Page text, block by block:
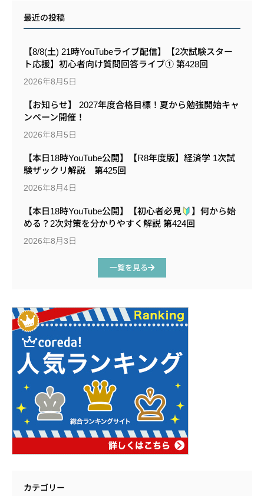
最近の投稿
【8/8(土) 21時YouTubeライブ配信】【2次試験スター
ト応援】初心者向け質問回答ライブ① 第428回
2026年8月5日
【お知らせ】 2027年度合格目標！夏から勉強開始キャ
ンペーン開催！
2026年8月5日
【本日18時YouTube公開】【R8年度版】経済学 1次試
験ザックリ解説 第425回
2026年8月4日
【本日18時YouTube公開】【初心者必見
】何から始
める？2次対策を分かりやすく解説 第424回
2026年8月3日
一覧を見る
カテゴリー